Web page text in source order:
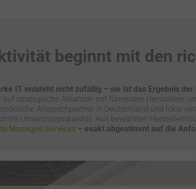
beginnt mit den
IT entsteht nicht zufällig – sie ist das Ergebnis
auf strategische Allianzen mit führenden Herstellern,
Ansprechpartner in Deutschland und lokal
Umsetzungsqualität. Aus bewährten
Managed Services– exakt abgestimmt auf die